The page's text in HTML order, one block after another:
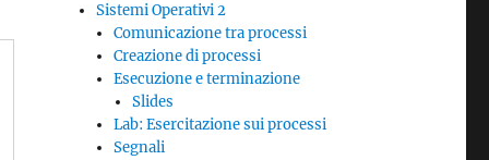
Sistemi Operativi 2
Comunicazione tra processi
Creazione di processi
Esecuzione e terminazione
Slides
Lab: Esercitazione sui processi
Segnali